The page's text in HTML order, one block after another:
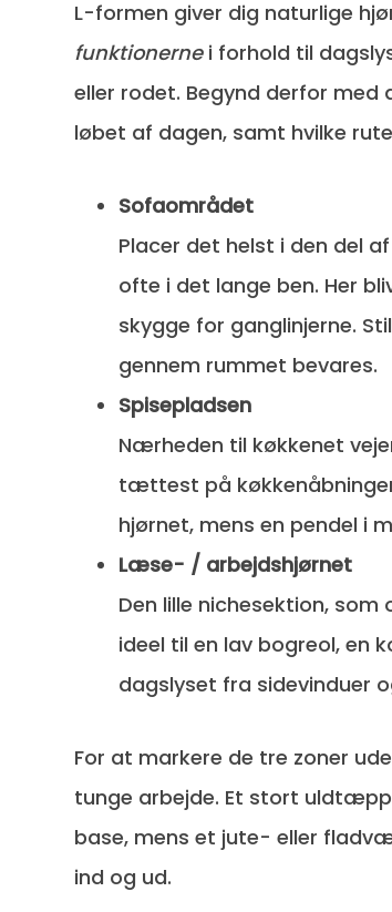
L-formen giver dig naturlige
funktionernei forhold til
eller rodet. Begynd derfor
løbet af dagen, samt hvilke
Sofaområdet
Placer det helst i den del
ofte i det lange ben. Her
skygge for ganglinjerne.
gennem rummet bevares.
Spisepladsen
Nærheden til køkkenet
tættest på
hjørnet, mens en pendel i
Læse- / arbejdshjørnet
Den lille nichesektion,
ideel til en lav bogreol, en
dagslyset fra sidevinduer
For at markere de tre zoner
tunge arbejde. Et stort
base, mens et jute- eller
ind og ud.